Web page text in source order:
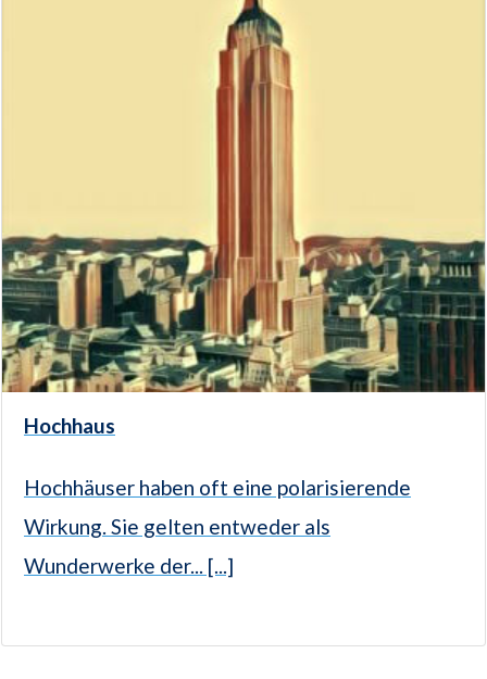
Hochhaus
Hochhäuser haben oft eine polarisierende
Wirkung. Sie gelten entweder als
Wunderwerke der... [...]